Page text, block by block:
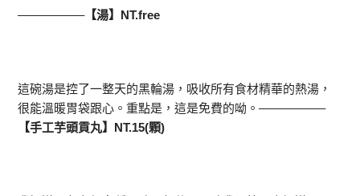
—————–【湯】NT.free
這碗湯是控了一整天的黑輪湯，吸收所有食材精華的熱湯，
很能溫暖胃袋跟心。重點是，這是免費的呦。—————–
【手工芋頭貢丸】NT.15(顆)